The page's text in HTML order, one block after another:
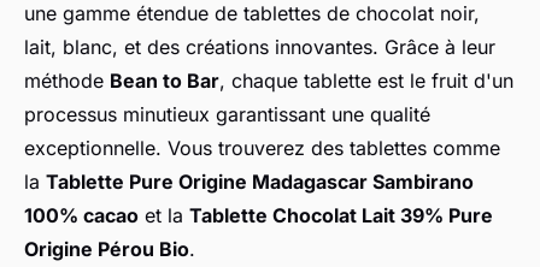
une gamme étendue de tablettes de chocolat noir,
lait, blanc, et des créations innovantes. Grâce à leur
méthode Bean to Bar, chaque tablette est le fruit d'un
processus minutieux garantissant une qualité
exceptionnelle. Vous trouverez des tablettes comme
la Tablette Pure Origine Madagascar Sambirano
100% cacao et la Tablette Chocolat Lait 39% Pure
Origine Pérou Bio.